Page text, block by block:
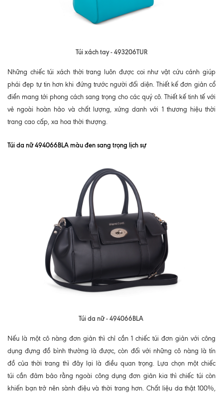
Túi xách tay - 493206TUR
Những chiếc túi xách thời trang luôn được coi như vật cứu cánh giúp
phái đẹp tự tin hơn khi đứng trước người đối diện. Thiết kế đơn giản cổ
điển mang tới phong cách sang trọng cho các quý cô. Thiết kế tinh tế với
vẻ ngoài hoàn hảo và chất lượng, xứng danh với 1 thương hiệu thời
trang cao cấp, xa hoa thời thượng.
Túi da nữ 494066BLA màu đen sang trọng lịch sự
Túi da nữ - 494066BLA
Nếu là một cô nàng đơn giản thì chỉ cần 1 chiếc túi đơn giản với công
dụng đựng đồ bình thường là được, còn đối với những cô nàng là tín
đồ của thời trang thì đây lại là điều quan trọng. Lựa chọn một chiếc
túi cần đảm bảo rằng ngoài công dụng đơn giản kia thì chiếc túi còn
khiến bạn trở nên sành điệu và thời trang hơn. Chất liệu da thật 100%,